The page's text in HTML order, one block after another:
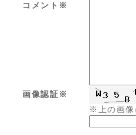
コメント※
画像認証※
※上の画像